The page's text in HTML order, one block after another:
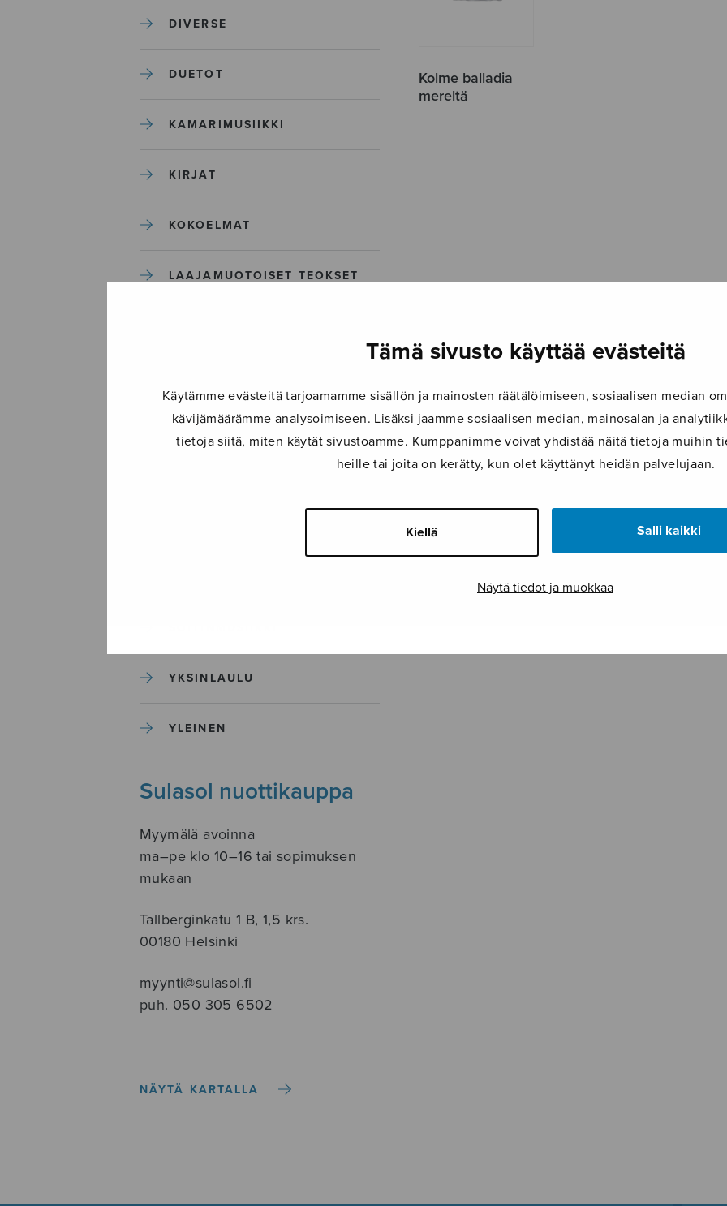
Tämä sivusto käyttää evästeitä
Käytämme evästeitä tarjoamamme sisällön ja mainosten räätälöimiseen, sosiaalisen median
kävijämäärämme analysoimiseen. Lisäksi jaamme sosiaalisen median, mainosalan ja
tietoja siitä, miten käytät sivustoamme. Kumppanimme voivat yhdistää näitä tietoja muihin
heille tai joita on kerätty, kun olet käyttänyt heidän palvelujaan.
Kiellä Salli kaikki
Näytä tiedot ja muokkaa
DIVERSE
DUETOT
KAMARIMUSIIKKI
KIRJAT
KOKOELMAT
LAAJAMUOTOISET TEOKSET
MUUT
YKSINLAULU
YLEINEN
Sulasol nuottikauppa
Myymälä avoinna
ma–pe klo 10–16 tai sopimuksen
mukaan
Tallberginkatu 1 B, 1,5 krs.
00180 Helsinki
myynti@sulasol.fi
puh. 050 305 6502
NÄYTÄ KARTALLA
Kolme balladia
mereltä